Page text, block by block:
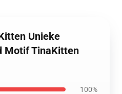
Unieke
Motif TinaKitten
100%